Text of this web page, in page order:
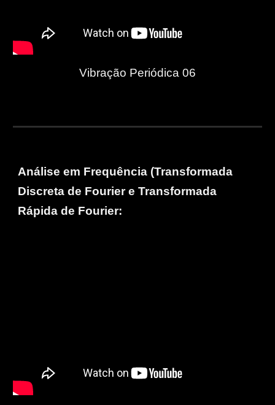
Vibração Periódica 06
Análise em Frequência (Transformada
Discreta de Fourier e Transformada
Rápida de Fourier: